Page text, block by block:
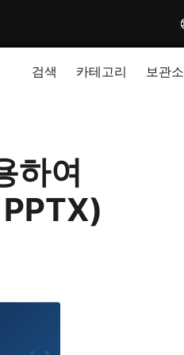
검색 카테고리 보관소
하여